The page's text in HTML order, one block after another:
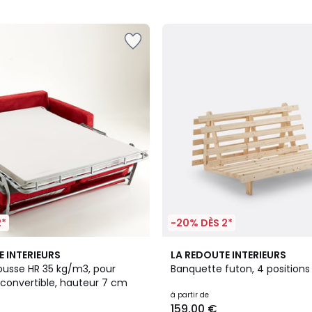
INTERIEURS
HR 35 kg/m3, pour
hauteur 7 cm
-20% DÈS 2*
LA REDOUTE INTERIEURS
Banquette futon, 4 positions
à partir de
3,9
/ 5
3
Couleurs